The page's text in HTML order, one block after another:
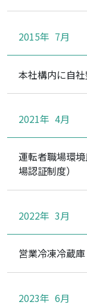
2015年 7月
本社構内に自
2021年 4月
運転者職場環
場認証制度）
2022年 3月
営業冷凍冷蔵
2023年 6月